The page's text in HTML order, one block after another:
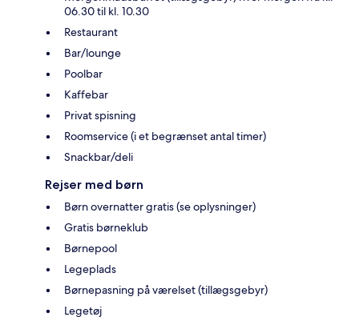
06.30 til kl. 10.30
Restaurant
Bar/lounge
Poolbar
Kaffebar
Privat spisning
Roomservice (i et begrænset antal timer)
Snackbar/deli
Rejser med børn
Børn overnatter gratis (se oplysninger)
Gratis børneklub
Børnepool
Legeplads
Børnepasning på værelset (tillægsgebyr)
Legetøj